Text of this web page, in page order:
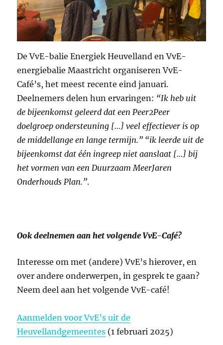
De VvE-balie Energiek Heuvelland en VvE-
energiebalie Maastricht organiseren VvE-
Café’s, het meest recente eind januari.
Deelnemers delen hun ervaringen: “Ik heb uit
de bijeenkomst geleerd dat een Peer2Peer
doelgroep ondersteuning […] veel effectiever is op
de middellange en lange termijn.” “ik leerde uit de
bijeenkomst dat één ingreep niet aanslaat […] bij
het vormen van een Duurzaam MeerJaren
Onderhouds Plan.”.
Ook deelnemen aan het volgende VvE-Café?
Interesse om met (andere) VvE’s hierover, en
over andere onderwerpen, in gesprek te gaan?
Neem deel aan het volgende VvE-café!
Aanmelden voor VvE’s uit de
Heuvellandgemeentes (1 februari 2025)